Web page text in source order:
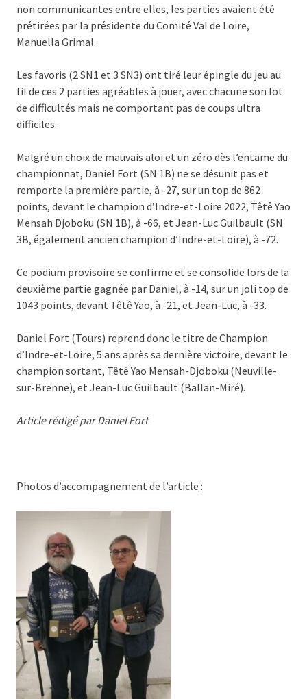
non communicantes entre elles, les parties avaient été
prétirées par la présidente du Comité Val de Loire,
Manuella Grimal.
Les favoris (2 SN1 et 3 SN3) ont tiré leur épingle du jeu au
fil de ces 2 parties agréables à jouer, avec chacune son lot
de difficultés mais ne comportant pas de coups ultra
difficiles.
Malgré un choix de mauvais aloi et un zéro dès l’entame du
championnat, Daniel Fort (SN 1B) ne se désunit pas et
remporte la première partie, à -27, sur un top de 862
points, devant le champion d’Indre-et-Loire 2022, Têtê Yao
Mensah Djoboku (SN 1B), à -66, et Jean-Luc Guilbault (SN
3B, également ancien champion d’Indre-et-Loire), à -72.
Ce podium provisoire se confirme et se consolide lors de la
deuxième partie gagnée par Daniel, à -14, sur un joli top de
1043 points, devant Têtê Yao, à -21, et Jean-Luc, à -33.
Daniel Fort (Tours) reprend donc le titre de Champion
d’Indre-et-Loire, 5 ans après sa dernière victoire, devant le
champion sortant, Têtê Yao Mensah-Djoboku (Neuville-
sur-Brenne), et Jean-Luc Guilbault (Ballan-Miré).
Article rédigé par Daniel Fort
Photos d’accompagnement de l’article :